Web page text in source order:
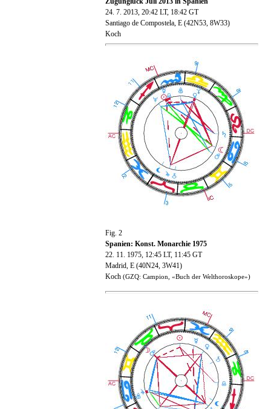
24. 7. 2013, 20:42 LT, 18:42 GT
Santiago de Compostela, E (42N53, 8W33)
Koch
Fig. 2
Spanien: Konst. Monarchie 1975
22. 11. 1975, 12:45 LT, 11:45 GT
Madrid, E (40N24, 3W41)
Koch (GZQ: Campion, «Buch der Welthoroskope»)